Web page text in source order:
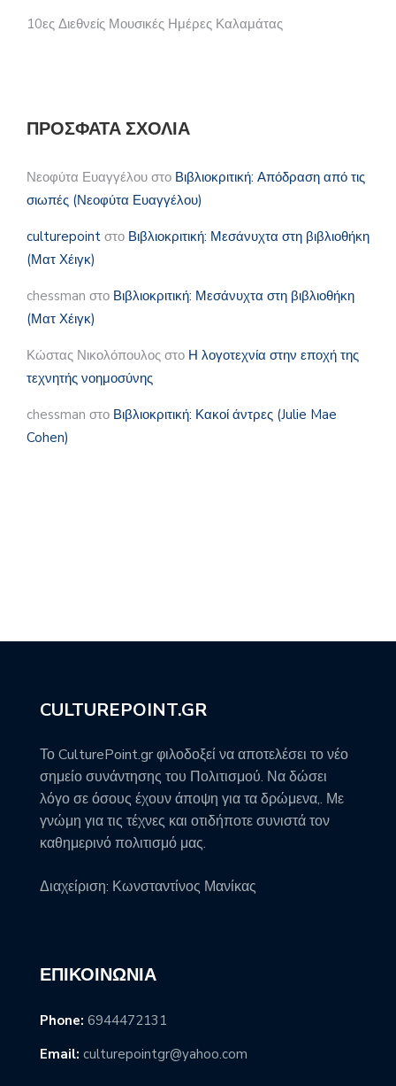
10ες Διεθνείς Μουσικές Ημέρες Καλαμάτας
ΠΡΌΣΦΑΤΑ ΣΧΌΛΙΑ
Νεοφύτα Ευαγγέλου στο Βιβλιοκριτική: Απόδραση από τις
σιωπές (Νεοφύτα Ευαγγέλου)
culturepoint στο Βιβλιοκριτική: Μεσάνυχτα στη βιβλιοθήκη
(Ματ Χέιγκ)
chessman στο Βιβλιοκριτική: Μεσάνυχτα στη βιβλιοθήκη
(Ματ Χέιγκ)
Κώστας Νικολόπουλος στο Η λογοτεχνία στην εποχή της
τεχνητής νοημοσύνης
chessman στο Βιβλιοκριτική: Κακοί άντρες (Julie Mae
Cohen)
CULTUREPOINT.GR
Το CulturePoint.gr φιλοδοξεί να αποτελέσει το νέο
σημείο συνάντησης του Πολιτισμού. Να δώσει
λόγο σε όσους έχουν άποψη για τα δρώμενα,. Με
γνώμη για τις τέχνες και οτιδήποτε συνιστά τον
καθημερινό πολιτισμό μας.
Διαχείριση: Κωνσταντίνος Μανίκας
ΕΠΙΚΟΙΝΩΝΊΑ
Phone: 6944472131
Email: culturepointgr@yahoo.com